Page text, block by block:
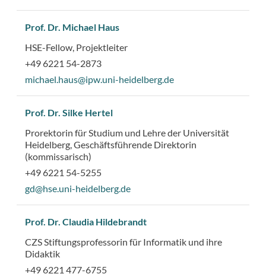
Prof. Dr. Michael Haus
HSE-Fellow, Projektleiter
+49 6221 54-2873
michael.haus@ipw.uni-heidelberg.de
Prof. Dr. Silke Hertel
Prorektorin für Studium und Lehre der Universität
Heidelberg, Geschäftsführende Direktorin
(kommissarisch)
+49 6221 54-5255
gd@hse.uni-heidelberg.de
Prof. Dr. Claudia Hildebrandt
CZS Stiftungsprofessorin für Informatik und ihre
Didaktik
+49 6221 477-6755